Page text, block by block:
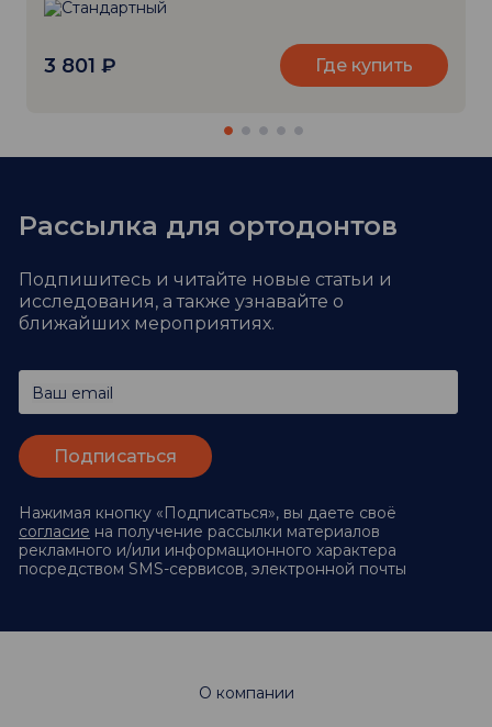
3 801 ₽ Где купить
Рассылка для ортодонтов
Подпишитесь и читайте новые статьи и
исследования, а также узнавайте о
ближайших мероприятиях.
Ваш email
Нажимая кнопку «Подписаться», вы даете своё
согласие на получение рассылки материалов
рекламного и/или информационного характера
посредством SMS-сервисов, электронной почты
О компании